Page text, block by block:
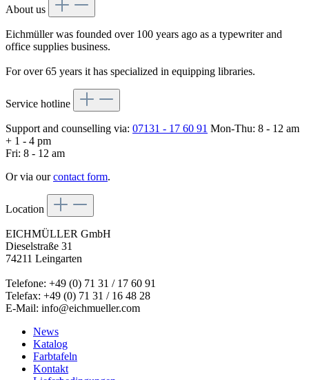
About us
Eichmüller was founded over 100 years ago as a typewriter and
office supplies business.
For over 65 years it has specialized in equipping libraries.
Service hotline
Support and counselling via: 07131 - 17 60 91 Mon-Thu: 8 - 12 am
+ 1 - 4 pm
Fri: 8 - 12 am
Or via ourcontact form.
Location
EICHMÜLLER GmbH
Dieselstraße 31
74211 Leingarten
Telefone: +49 (0) 71 31 / 17 60 91
Telefax: +49 (0) 71 31 / 16 48 28
E-Mail: info@eichmueller.com
News
Katalog
Farbtafeln
Kontakt